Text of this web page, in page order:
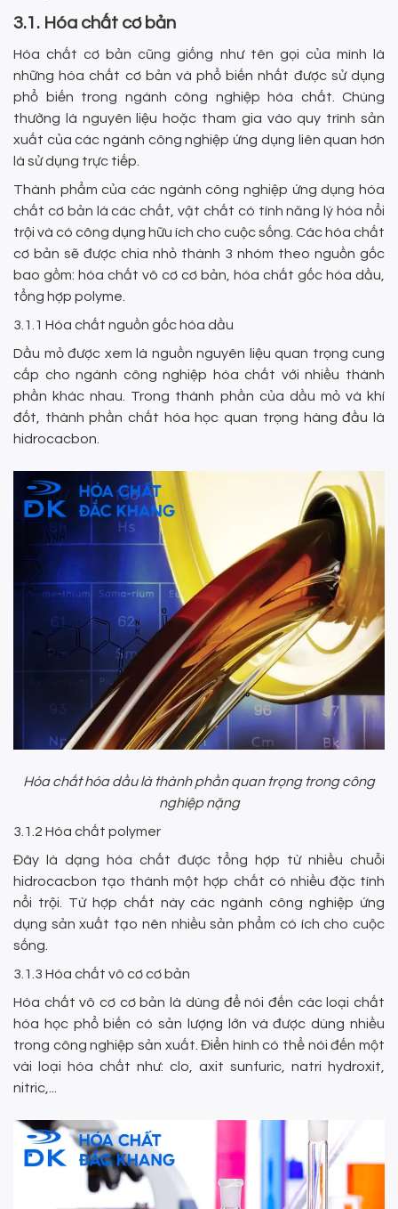
3.1. Hóa chất cơ bản
Hóa chất cơ bản cũng giống như tên gọi của mình là
những hóa chất cơ bản và phổ biến nhất được sử dụng
phổ biến trong ngành công nghiệp hóa chất. Chúng
thường là nguyên liệu hoặc tham gia vào quy trình sản
xuất của các ngành công nghiệp ứng dụng liên quan hơn
là sử dụng trực tiếp.
Thành phẩm của các ngành công nghiệp ứng dụng hóa
chất cơ bản là các chất, vật chất có tính năng lý hóa nổi
trội và có công dụng hữu ích cho cuộc sống. Các hóa chất
cơ bản sẽ được chia nhỏ thành 3 nhóm theo nguồn gốc
bao gồm: hóa chất vô cơ cơ bản, hóa chất gốc hóa dầu,
tổng hợp polyme.
3.1.1 Hóa chất nguồn gốc hóa dầu
Dầu mỏ được xem là nguồn nguyên liệu quan trọng cung
cấp cho ngành công nghiệp hóa chất với nhiều thành
phần khác nhau. Trong thành phần của dầu mỏ và khí
đốt, thành phần chất hóa học quan trọng hàng đầu là
hidrocacbon.
Hóa chất hóa dầu là thành phần quan trọng trong công
nghiệp nặng
3.1.2 Hóa chất polymer
Đây là dạng hóa chất được tổng hợp từ nhiều chuỗi
hidrocacbon tạo thành một hợp chất có nhiều đặc tính
nổi trội. Từ hợp chất này các ngành công nghiệp ứng
dụng sản xuất tạo nên nhiều sản phẩm có ích cho cuộc
sống.
3.1.3 Hóa chất vô cơ cơ bản
Hóa chất vô cơ cơ bản là dùng để nói đến các loại chất
hóa học phổ biến có sản lượng lớn và được dùng nhiều
trong công nghiệp sản xuất. Điển hình có thể nói đến một
vài loại hóa chất như: clo, axit sunfuric, natri hydroxit,
nitric,...